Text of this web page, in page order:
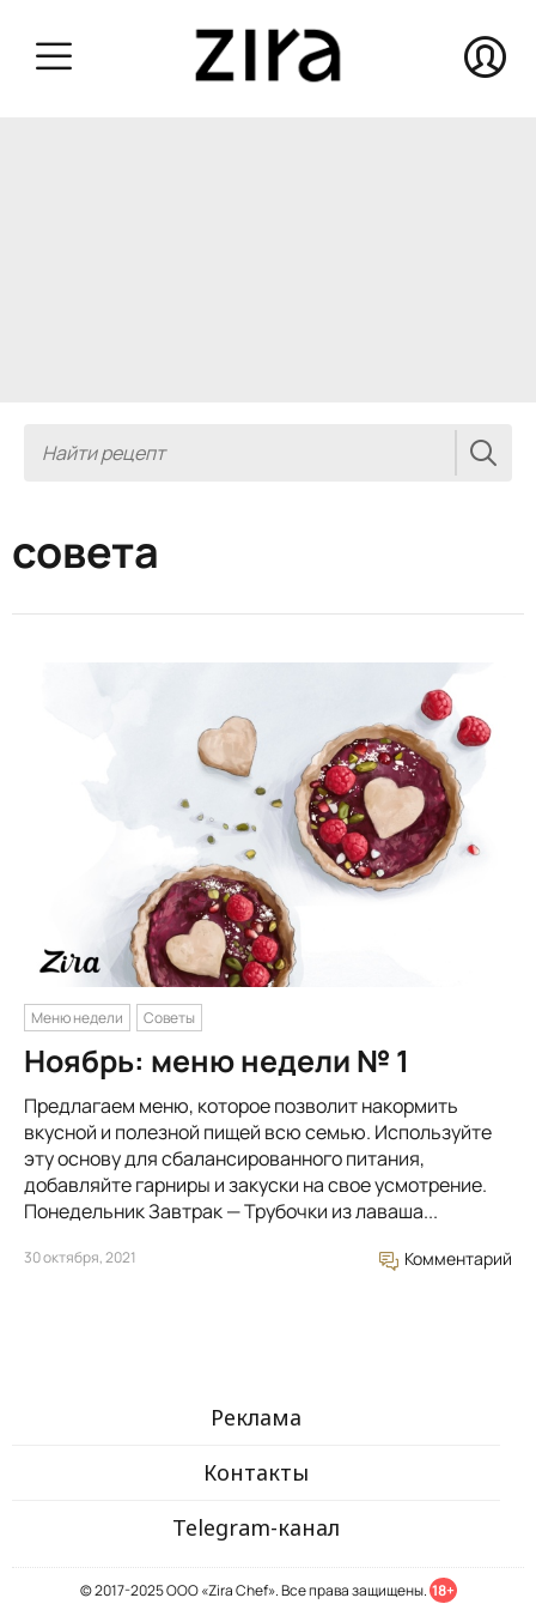
совета
Меню недели Советы
Ноябрь: меню недели № 1
Предлагаем меню, которое позволит накормить
вкусной и полезной пищей всю семью. Используйте
эту основу для сбалансированного питания,
добавляйте гарниры и закуски на свое усмотрение.
Понедельник Завтрак — Трубочки из лаваша...
30 октября, 2021 Комментарий
Реклама
Контакты
Telegram-канал
© 2017-2025 ООО «Zira Chef». Все права защищены. 18+